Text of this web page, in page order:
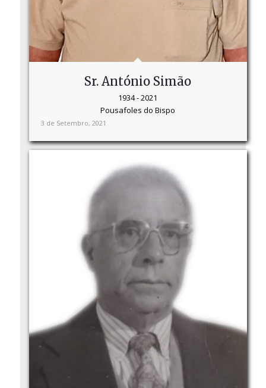
Sr. António Simão
1934 - 2021
Pousafoles do Bispo
3 de Setembro, 2021